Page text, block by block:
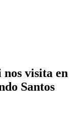
visita en
Santos